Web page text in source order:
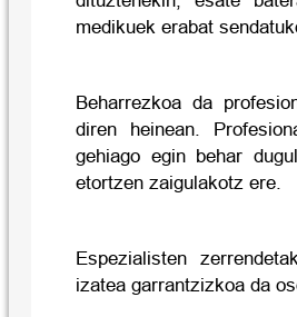
medikuek erabat
Beharrezkoa da
diren heinean.
gehiago egin behar
etortzen zaigulakotz ere.
Espezialisten
izatea garrantzizkoa da